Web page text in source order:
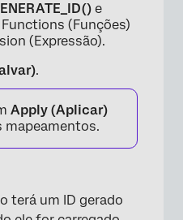
e
(Funções)
(Expressão).
.
Apply (Aplicar)
mapeamentos.
terá um ID gerado